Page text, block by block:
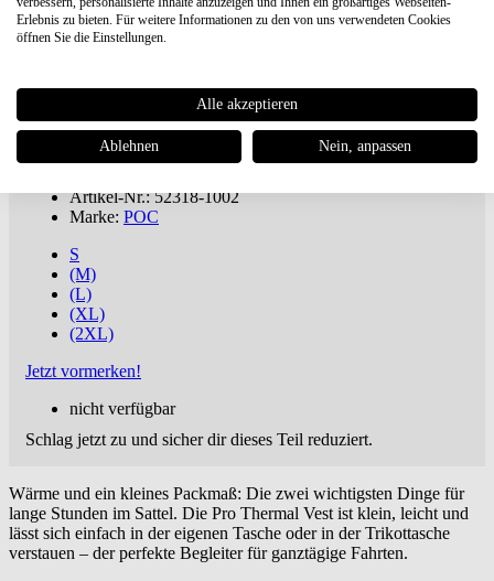
Pro Thermal Vest Fahrradweste
€ 169,95 UVP **
Du sparst 30%
Versandkostenfreie Lieferung***
inkl. MwSt., zuzügl.Versandkosten
Artikel-Nr.: 52318-1002
Marke: POC
S
(M)
(L)
(XL)
(2XL)
Jetzt vormerken!
nicht verfügbar
Schlag jetzt zu und sicher dir dieses Teil reduziert.
Wärme und ein kleines Packmaß: Die zwei wichtigsten Dinge für
lange Stunden im Sattel. Die Pro Thermal Vest ist klein, leicht und
lässt sich einfach in der eigenen Tasche oder in der Trikottasche
verstauen – der perfekte Begleiter für ganztägige Fahrten.
Erlebnis zu bieten. Für weitere Informationen zu den von uns verwendeten Cookies
öffnen Sie die Einstellungen.
Alle akzeptieren
Ablehnen Nein, anpassen